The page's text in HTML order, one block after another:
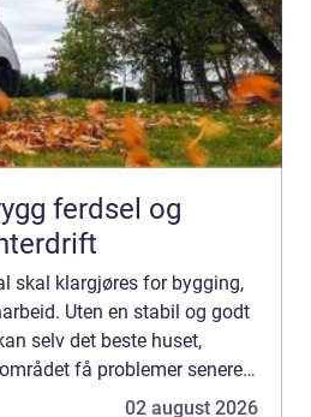
ferdsel og
skal klargjøres for bygging,
Uten en stabil og godt
selv det beste huset,
få problemer senere. I
terreng, tele og mye nedbør...
02 august 2026